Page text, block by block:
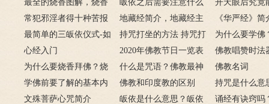
最全的烧香图解，烧香
有何含义与讲究？
皈依之后需要注意什么
吗 皈依佛门后的注意事
项
开天眼后究竟
么？
常犯邪淫者得十种苦报
从婚后出轨事件看出的因
果报应
地藏经简介，地藏经主
要讲什么？
《华严经》简
广佛华严经讲
最简单的三皈依仪式-如
何授三皈五戒居士仪轨
持咒打坐的方法 持咒打
坐的姿势图
为什么要学佛
用呢？
心经入门 2020年佛教节日一览表
佛教唱赞时法
为什么要烧香拜佛？烧
香的含义是什么？
什么是咒语？佛教最神
奇的九个咒语
佛教名词
学佛前要了解的基本内
容
佛教和印度教的区别
持咒是什么意
持咒？
文殊菩萨心咒简介
皈依是什么意思？皈依
诵经有诀窍吗